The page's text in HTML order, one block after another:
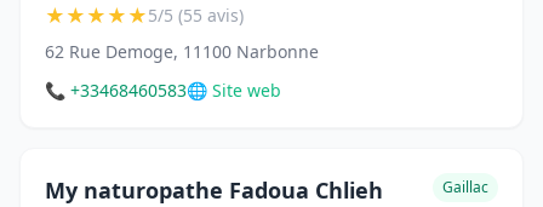
★★★★★5/5 (55 avis)
62 Rue Demoge, 11100 Narbonne
📞 +33468460583🌐 Site web
My naturopathe Fadoua Chlieh
Gaillac